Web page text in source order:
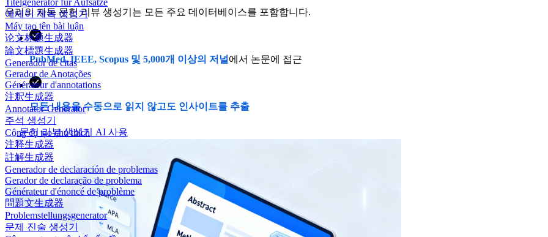
Titelgenerator für Aufsätze
에세이 제목 생성기
Máy tạo tên bài luận
论文标题生成器
論文標題生成器
Generador de citas
Gerador de Anotações
Générateur d'annotations
注釈生成器
Annotator-Generator
주석 생성기
Công cụ tạo chú thích
注释生成器
註解生成器
Generador de declaración de problemas
Gerador de declaração de problema
Générateur d'énoncé de problème
問題文生成器
Problemstellungsgenerator
문제 진술 생성기
우리의 자동 문헌 리뷰 생성기는 모든 주요 데이터베이스를 포함합니다.
PubMed, IEEE, Scopus 및 5,000개 이상의 저널 에서 논문에 접근
모든 내용을 수동으로 읽지 않고도 인사이트를 추출
문헌 리뷰 생성기 AI 사용